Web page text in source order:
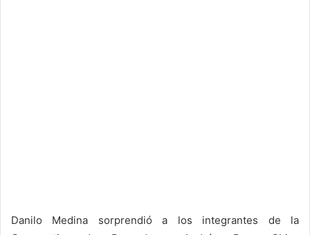
Danilo Medina sorprendió a los integrantes de la